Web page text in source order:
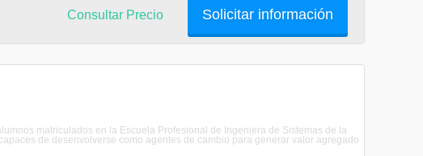
Solicitar información
Consultar Precio
matriculados en la Escuela Profesional de Ingeniera de Sistemas de la
de desenvolverse como agentes de cambio para generar valor agregado